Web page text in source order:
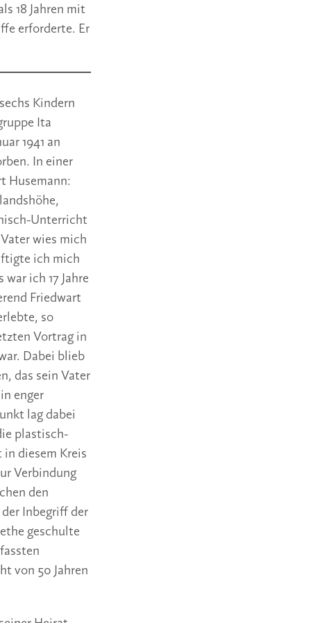
18 Jahren mit
erforderte. Er
Kindern
Ita
1941 an
In einer
Husemann:
Unterricht
wies mich
ich mich
ich 17 Jahre
Friedwart
so
Vortrag in
Dabei blieb
das sein Vater
enger
lag dabei
plastisch-
diesem Kreis
Verbindung
den
Inbegriff der
geschulte
von 50 Jahren